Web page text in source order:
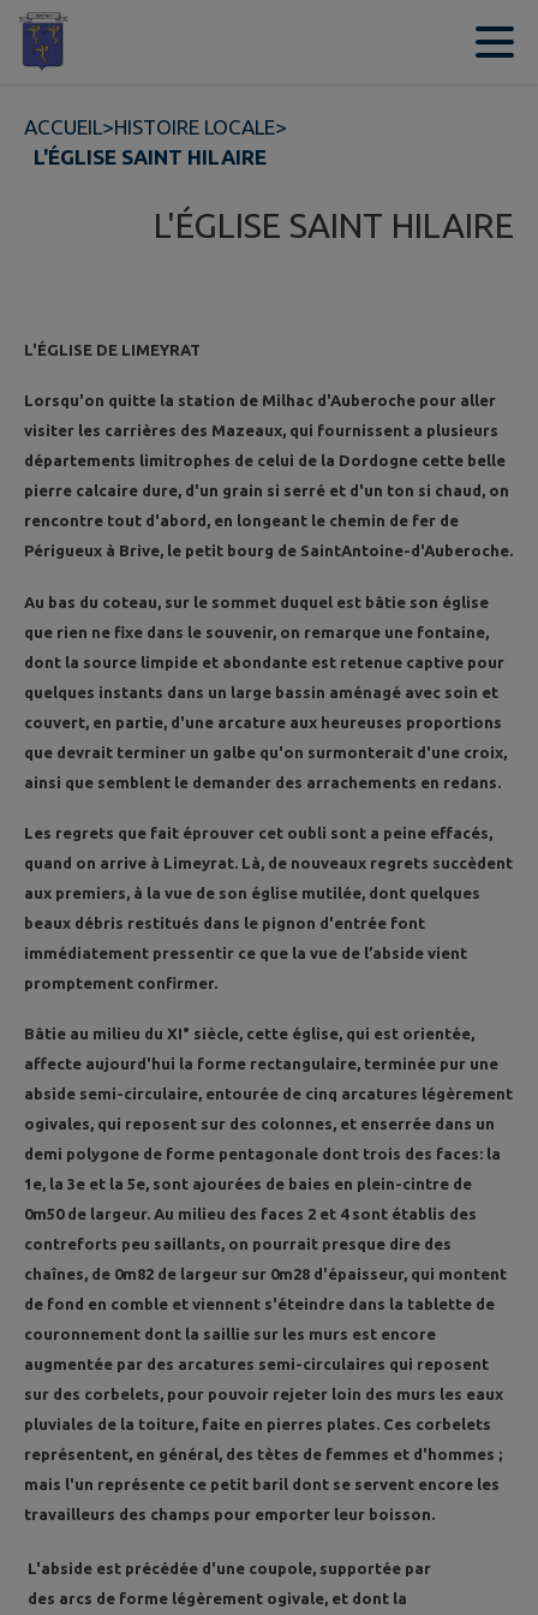
Contenu
ACCUEIL>HISTOIRE LOCALE>
L'ÉGLISE SAINT HILAIRE
L'ÉGLISE SAINT HILAIRE
L'ÉGLISE DE LIMEYRAT
Lorsqu'on quitte la station de Milhac d'Auberoche pour aller
visiter les carrières des Mazeaux, qui fournissent a plusieurs
départements limitrophes de celui de la Dordogne cette belle
pierre calcaire dure, d'un grain si serré et d'un ton si chaud, on
rencontre tout d'abord, en longeant le chemin de fer de
Périgueux à Brive, le petit bourg de SaintAntoine-d'Auberoche.
Au bas du coteau, sur le sommet duquel est bâtie son église
que rien ne fixe dans le souvenir, on remarque une fontaine,
dont la source limpide et abondante est retenue captive pour
quelques instants dans un large bassin aménagé avec soin et
couvert, en partie, d'une arcature aux heureuses proportions
que devrait terminer un galbe qu'on surmonterait d'une croix,
ainsi que semblent le demander des arrachements en redans.
Les regrets que fait éprouver cet oubli sont a peine effacés,
quand on arrive à Limeyrat. Là, de nouveaux regrets succèdent
aux premiers, à la vue de son église mutilée, dont quelques
beaux débris restitués dans le pignon d'entrée font
immédiatement pressentir ce que la vue de l’abside vient
promptement confirmer.
Bâtie au milieu du XI° siècle, cette église, qui est orientée,
affecte aujourd'hui la forme rectangulaire, terminée pur une
abside semi-circulaire, entourée de cinq arcatures légèrement
ogivales, qui reposent sur des colonnes, et enserrée dans un
demi polygone de forme pentagonale dont trois des faces: la
1e, la 3e et la 5e, sont ajourées de baies en plein-cintre de
0m50 de largeur. Au milieu des faces 2 et 4 sont établis des
contreforts peu saillants, on pourrait presque dire des
chaînes, de 0m82 de largeur sur 0m28 d'épaisseur, qui montent
de fond en comble et viennent s'éteindre dans la tablette de
couronnement dont la saillie sur les murs est encore
augmentée par des arcatures semi-circulaires qui reposent
sur des corbelets, pour pouvoir rejeter loin des murs les eaux
pluviales de la toiture, faite en pierres plates. Ces corbelets
représentent, en général, des tètes de femmes et d'hommes ;
mais l'un représente ce petit baril dont se servent encore les
travailleurs des champs pour emporter leur boisson.
L'abside est précédée d'une coupole, supportée par
des arcs de forme légèrement ogivale, et dont la